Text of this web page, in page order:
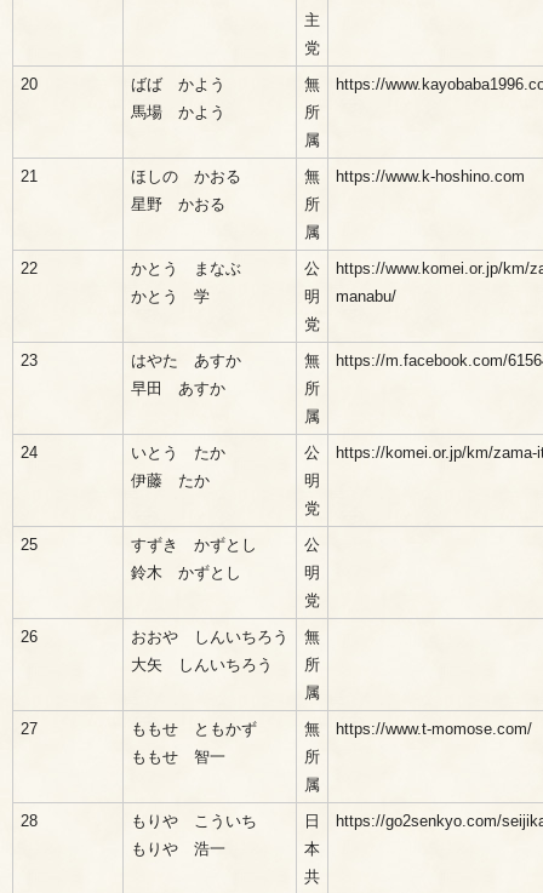
主
党
20
ばば かよう
馬場 かよう
無
所
属
https://
21
ほしの かおる
星野 かおる
無
所
属
https://www.k-hoshino.com
22
かとう まなぶ
かとう 学
公
明
党
https://www.komei.or.jp/km/
manabu/
23
はやた あすか
早田 あすか
無
所
属
https://m.facebook.com/
24
いとう たか
伊藤 たか
公
明
党
https://komei.or.jp/km/zama-
25
すずき かずとし
鈴木 かずとし
公
明
党
26
おおや しんいちろう
大矢 しんいちろう
無
所
属
27
ももせ ともかず
ももせ 智一
無
所
属
https://www.t-momose.com/
28
もりや こういち
もりや 浩一
日
本
共
https://go2senkyo.com/